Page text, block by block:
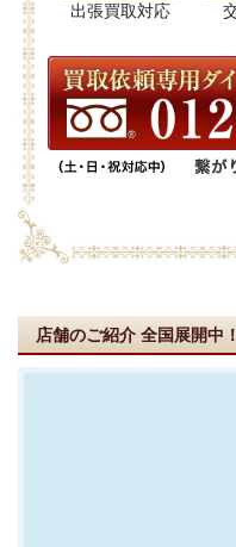
出張買取対応
店舗のご紹介 全国展開中！